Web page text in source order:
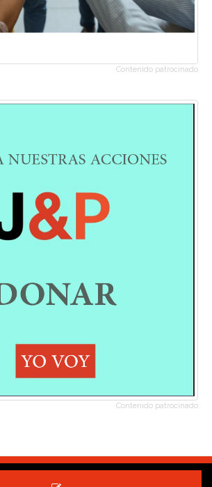
Contenido patrocinado
Contenido patrocinado